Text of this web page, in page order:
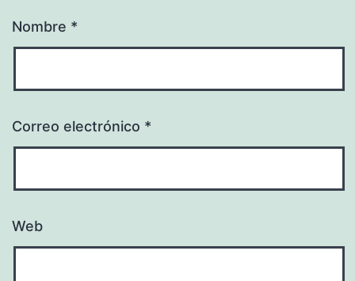
Nombre *
Correo electrónico *
Web